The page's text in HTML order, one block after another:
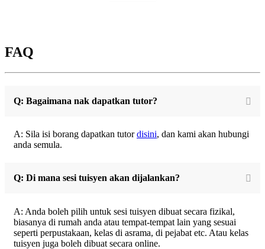
FAQ
Q: Bagaimana nak dapatkan tutor?
A: Sila isi borang dapatkan tutordisini, dan kami akan hubungi
anda semula.
Q: Di mana sesi tuisyen akan dijalankan?
A: Anda boleh pilih untuk sesi tuisyen dibuat secara fizikal,
biasanya di rumah anda atau tempat-tempat lain yang sesuai
seperti perpustakaan, kelas di asrama, di pejabat etc. Atau kelas
tuisyen juga boleh dibuat secara online.